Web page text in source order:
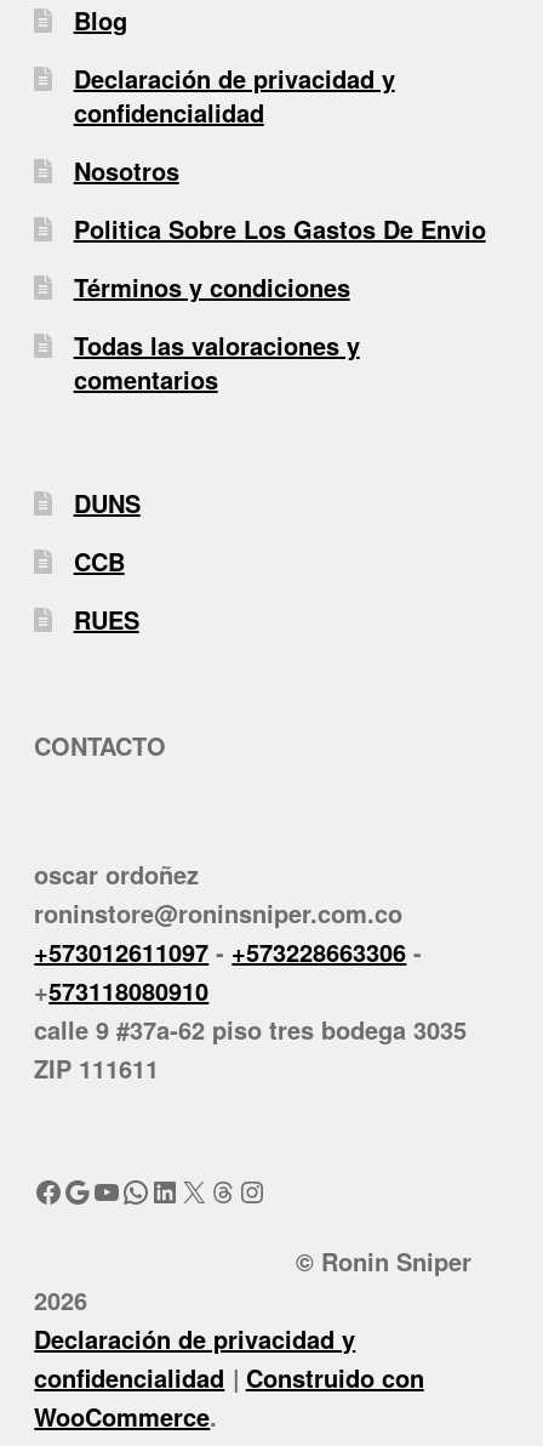
Blog
Declaración de privacidad y
confidencialidad
Nosotros
Politica Sobre Los Gastos De Envio
Términos y condiciones
Todas las valoraciones y
comentarios
DUNS
CCB
RUES
CONTACTO
oscar ordoñez
roninstore@roninsniper.com.co
+573012611097 - +573228663306 -
+573118080910
calle 9 #37a-62 piso tres bodega 3035
ZIP 111611
Facebook
Google
YouTube
WhatsApp
LinkedIn
X Threads
Instagram
© Ronin Sniper
2026
Declaración de privacidad y
confidencialidad
Construido con
WooCommerce.